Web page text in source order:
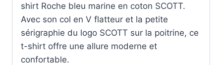
shirt Roche bleu marine en coton SCOTT.
Avec son col en V flatteur et la petite
sérigraphie du logo SCOTT sur la poitrine, ce
t-shirt offre une allure moderne et
confortable.